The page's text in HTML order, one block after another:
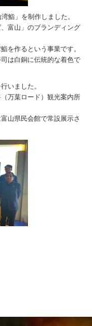
鮨」を制作しました。
富山」のブランディング
を作るという事業です。
は白銅に伝統的な着色で
いました。
万葉ロード）観光案内所
山県民会館で常設展示さ